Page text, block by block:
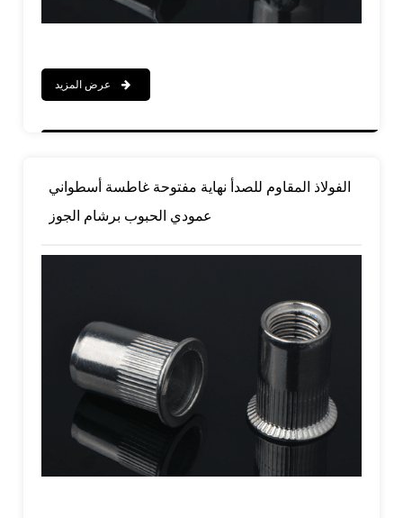
الفولاذ المقاوم للصدأ نهاية مفتوحة غاطسة أسطواني
عمودي الحبوب برشام الجوز